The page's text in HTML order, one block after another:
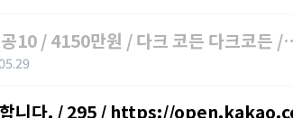
다크코든 /
o/gHbpuzYf
합니다. / 295 / https://